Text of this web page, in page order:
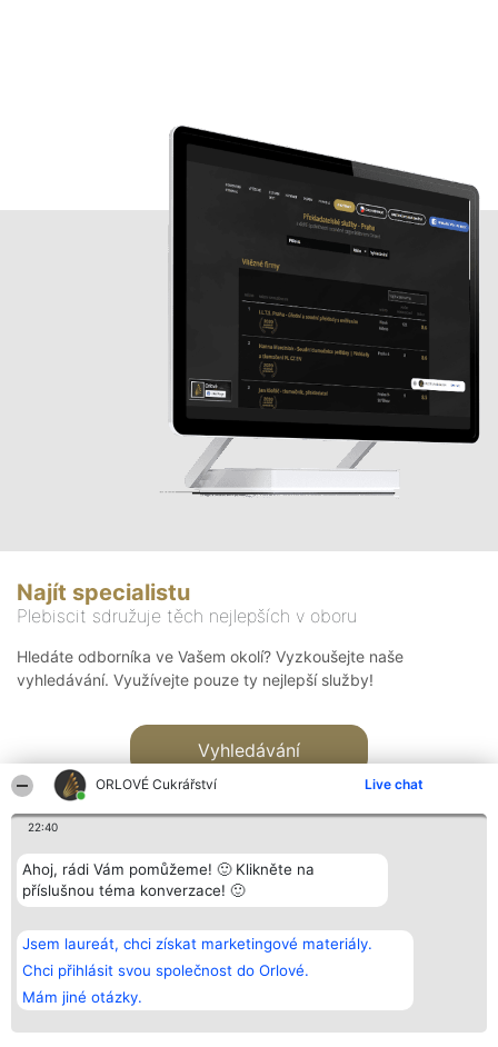
ORLOVÉ Cukrářství Live chat
22:40
Ahoj, rádi Vám pomůžeme! 🙂 Klikněte na
příslušnou téma konverzace! 🙂
Jsem laureát, chci získat marketingové materiály.
Chci přihlásit svou společnost do Orlové.
Mám jiné otázky.
Najít specialistu
Plebiscit sdružuje těch nejlepších v oboru
Hledáte odborníka ve Vašem okolí? Vyzkoušejte naše
vyhledávání. Využívejte pouze ty nejlepší služby!
Vyhledávání
Bright Side Solutions sp. z o.
o. sp. k.
ul. Ruska 22
Wrocław 50-079
KRS 0000749100 | Regon
381313360 | NIP 8943132676
Vítězové
Seznam všech
laureátů
Zásady
Zásady
Kontakt